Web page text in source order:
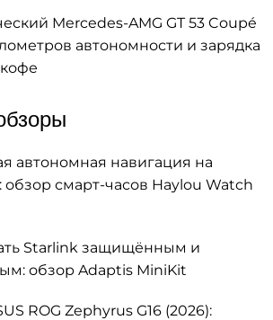
Mercedes-AMG GT 53 Coupé
автономности и зарядка
автономная навигация на
обзор смарт-часов Haylou Watch
Starlink защищённым и
обзор Adaptis MiniKit
ROG Zephyrus G16 (2026):